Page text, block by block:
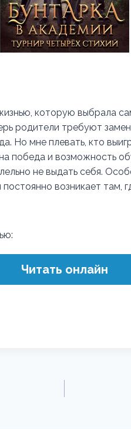
которую выбрала
родители требуют
Но мне плевать, кто
победа и возможность
не выдать себя.
возникает там,
Читать онлайн